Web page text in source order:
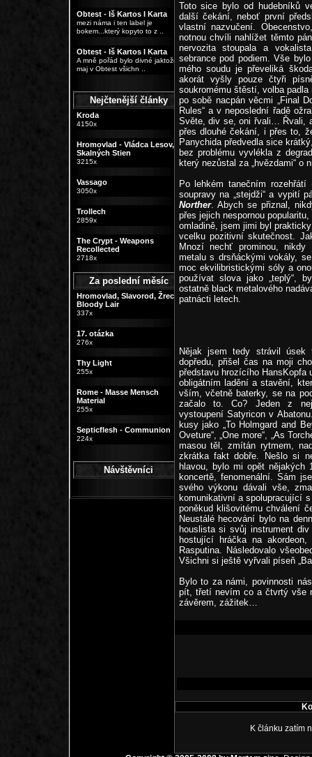
Obtest - Iš Kartos I Karta
mezi náma i ten label je
bokem...který kopyto to z ..
Obtest - Iš Kartos I Karta
A mně pořád bylo divné jaktože
maj v Obtest všichn ..
Nejčtenější články
Kroda
4150x
Hromovlad - Vládca Lesov,
Skalných Stien
3215x
Vassago
3050x
Trollech
2859x
The Crypt - Weapons
Recollected
2718x
Za poslední měsíc
Hromovlad, Slavorod, Žrec,
Bloody Lair
337x
17. otázka
276x
Thy Light
255x
Rome - Masse Mensch
Material
255x
Septicflesh - Communion
224x
Návštěvníci
Toto sice bylo od hudebníků
další čekání, neboť první
vlastní nazvučení.
notnou chvíli nahlížet těmto
nervozita stoupala a
sebrance pod podiem. Vše
mého soudu je převeliká
akorát vyšly pouze čtyři
soukromému štěstí, volba
po sobě nacpán věcmi „Final
Rules“ a v neposlední řadě
Světe, div se, oni řvali… Řvali,
přes dlouhé čekání, i přes to,
Panychida předvedla sice
bez problému vyvlékla z
který nezůstal za „hvězdami“ o
Po lehkém tanečním
soupravy na „stejdži“ a vypití
Norther. Abych se přiznal,
přes jejich nespornou
omladině, jsem jimi byl
vcelku pozitivní skutečnost.
Mnozí nechť prominou, nikdy
metalu s drsňáckými vokály,
moc ekvilibristickými sóly a
používat slova jako „teplý“,
ostatně black metalového
patnácti letech.
Nějak jsem tedy strávil úsek
dopředu, přišel čas na moji
představu hrozícího
obligátním ladění a stavění,
vším, včetně baterky, se na
začalo to. Co? Jeden z
vystoupení Satyricon v
kusy jako „To Holmgard and
Oveture“, „One more“, „As
masou těl, zmítán rytmem,
zkrátka fakt dobře. Nešlo si
hlavou, bylo mi opět
koncertě, fenomenální. Sám
svého výkonu dávali vše,
komunikativní a spolupracující
poněkud klišovitému chválení
Neustálé hecování bylo na
houslista si svůj instrument
hostující hráčka na
Rasputina. Následovalo
Všichni si ještě vyřvali píseň
Bylo to za námi, povinnosti
pít, třetí nevím co a čtvrtý vše
závěrem, zážitek…
K článku zatím